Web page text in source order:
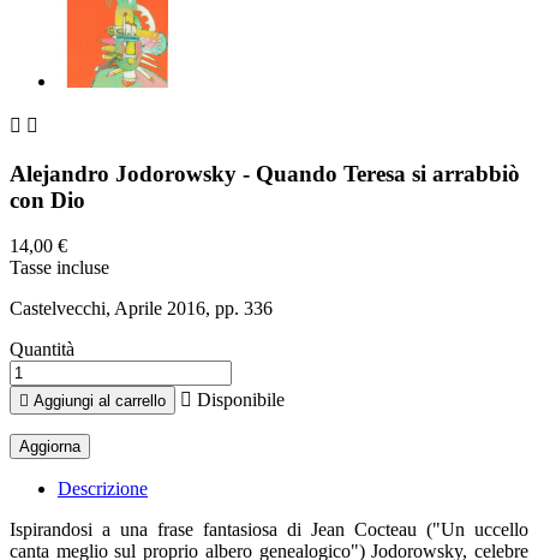
 
Alejandro Jodorowsky - Quando Teresa si arrabbiò
con Dio
14,00 €
Tasse incluse
Castelvecchi, Aprile 2016, pp. 336
Quantità
 Aggiungi al carrello  Disponibile
Descrizione
Ispirandosi a una frase fantasiosa di Jean Cocteau ("Un uccello
canta meglio sul proprio albero genealogico") Jodorowsky, celebre